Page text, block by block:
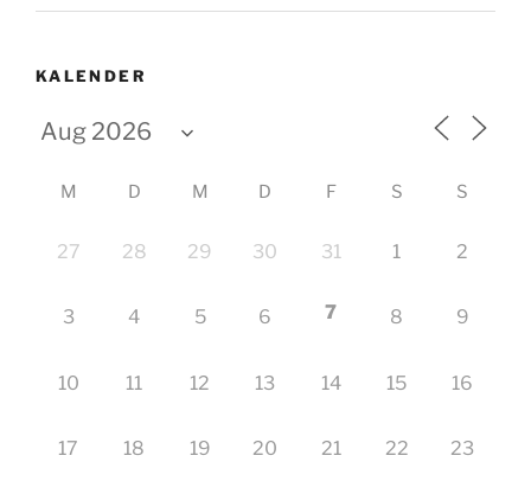
KALENDER
M D M D F S S
27 28 29 30 31 1 2
3 4 5 6 7 8 9
10 11 12 13 14 15 16
17 18 19 20 21 22 23